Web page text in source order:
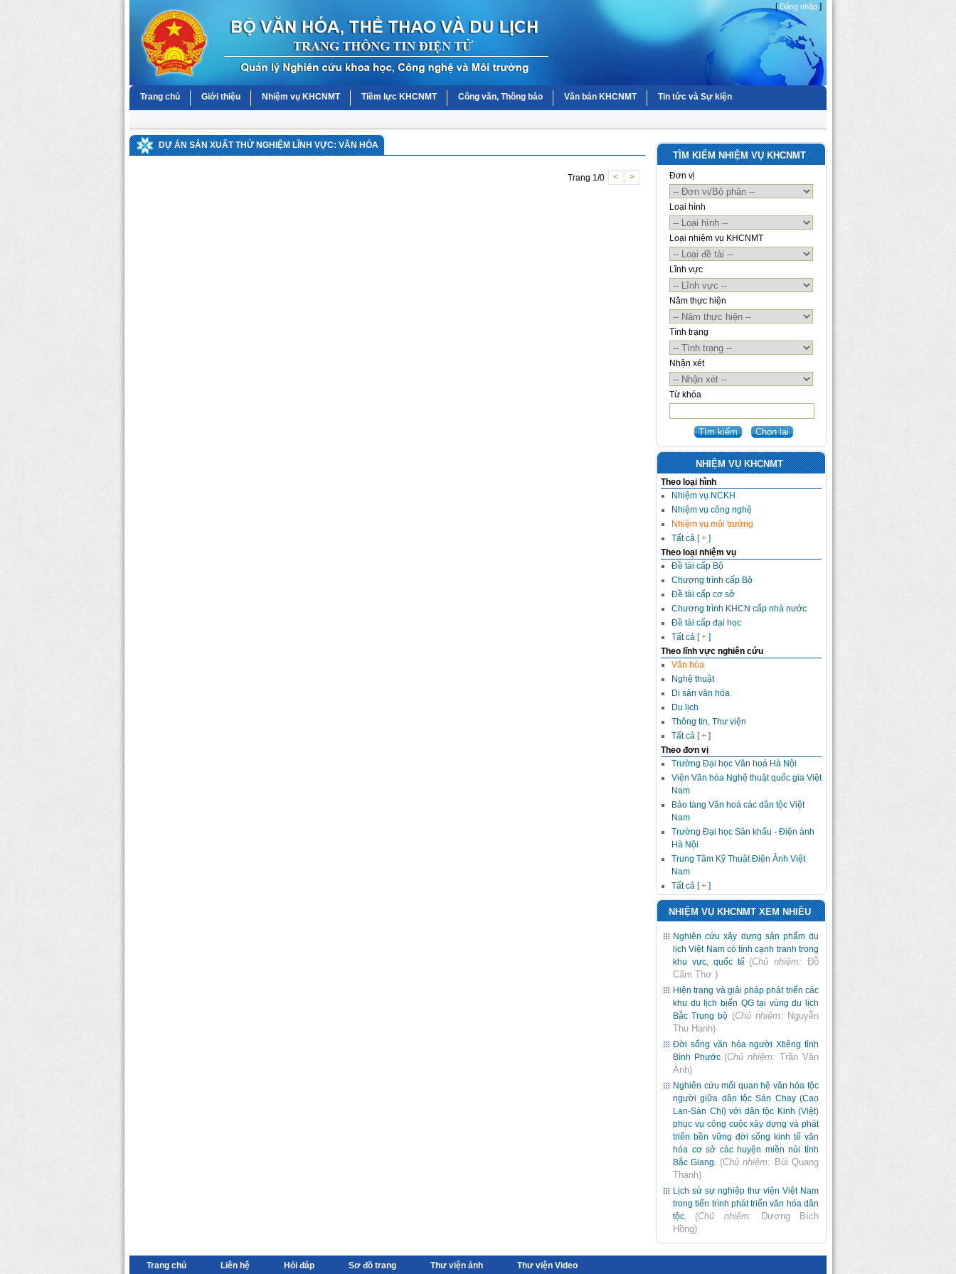
[Đăng nhập ]
Trang chủ Giới thiệu Nhiệm vụ KHCNMT Tiềm lực KHCNMT Công văn, Thông báo Văn bản KHCNMT Tin tức và Sự kiện
DỰ ÁN SẢN XUẤT THỬ NGHIỆM LĨNH VỰC: VĂN HÓA
Trang 1/0 < >
TÌM KIẾM NHIỆM VỤ KHCNMT
Đơn vị
Loại hình
Loại nhiệm vụ KHCNMT
Lĩnh vực
Năm thực hiện
Tình trạng
Nhận xét
Từ khóa
NHIỆM VỤ KHCNMT
Theo loại hình
Nhiệm vụ NCKH
Nhiệm vụ công nghệ
Nhiệm vụ môi trường
Tất cả [+ ]
Theo loại nhiệm vụ
Đề tài cấp Bộ
Chương trình cấp Bộ
Đề tài cấp cơ sở
Chương trình KHCN cấp nhà nước
Đề tài cấp đại học
Tất cả [+ ]
Theo lĩnh vực nghiên cứu
Văn hóa
Nghệ thuật
Di sản văn hóa
Du lịch
Thông tin, Thư viện
Tất cả [+ ]
Theo đơn vị
Trường Đại học Văn hoá Hà Nội
Viện Văn hóa Nghệ thuật quốc gia Việt
Nam
Bảo tàng Văn hoá các dân tộc Việt
Nam
Trường Đại học Sân khấu - Điện ảnh
Hà Nội
Trung Tâm Kỹ Thuật Điện Ảnh Việt
Nam
Tất cả [+ ]
NHIỆM VỤ KHCNMT XEM NHIỀU
Nghiên cứu xây dựng sản phẩm du
lịch Việt Nam có tính cạnh tranh trong
khu vực, quốc tế (Chủ nhiệm:
Đỗ
Cẩm Thơ )
Hiện trạng và giải pháp phát triển các
khu du lịch biển QG tại vùng du lịch
Bắc Trung bộ (Chủ nhiệm: Nguyễn
Thu Hạnh)
Đời sống văn hóa người Xtiêng tỉnh
Bình Phước (Chủ nhiệm: Trần Văn
Ánh)
Nghiên cứu mối quan hệ văn hóa tộc
người giữa dân tộc Sán Chay (Cao
Lan-Sán Chí) với dân tộc Kinh (Việt)
phục vụ công cuộc xây dựng và phát
triển bền vững đời sống kinh tế văn
hóa cơ sở các huyện miền núi tỉnh
Bắc Giang. (Chủ nhiệm: Bùi Quang
Thanh)
Lịch sử sự nghiệp thư viện Việt Nam
trong tiến trình phát triển văn hóa dân
tộc.
(Chủ nhiệm:
Dương Bích
Hồng)
Trang chủ Liên hệ Hỏi đáp Sơ đồ trang Thư viện ảnh Thư viện Video